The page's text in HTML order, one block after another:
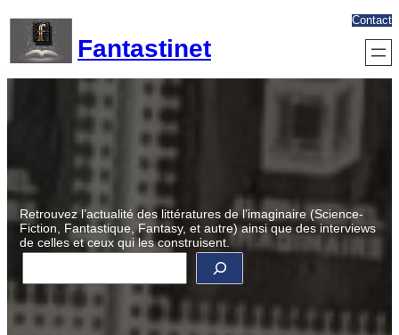
contenu
Fantastinet
Contact
Retrouvez l’actualité des littératures de l’imaginaire (Science-
Fiction, Fantastique, Fantasy, et autre) ainsi que des interviews
de celles et ceux qui les construisent.
R
c
e
r